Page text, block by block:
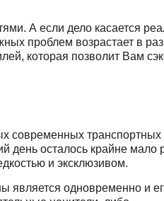
А если дело касается
проблем возрастает в
которая позволит Вам
современных транспортных
день осталось крайне мало
и эксклюзивом.
является одновременно и